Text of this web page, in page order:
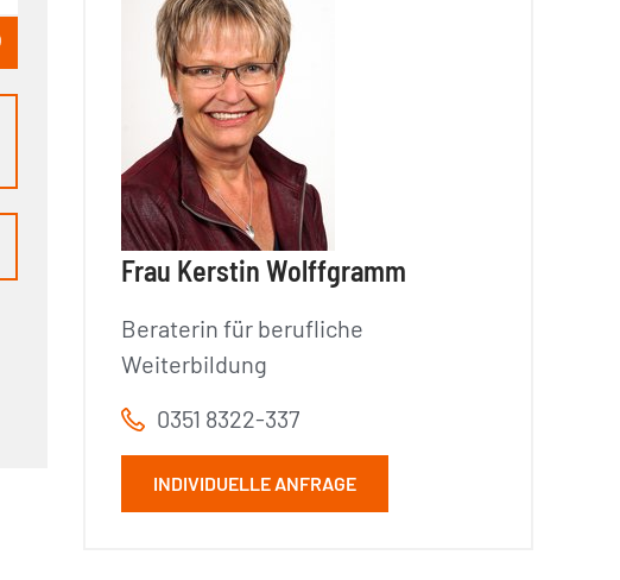
Frau Kerstin Wolffgramm
Beraterin für berufliche
Weiterbildung
0351 8322-337
INDIVIDUELLE ANFRAGE